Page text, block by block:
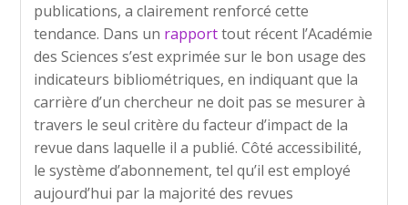
publications, a clairement renforcé cette
tendance. Dans un rapporttout récent l’Académie
des Sciences s’est exprimée sur le bon usage des
indicateurs bibliométriques, en indiquant que la
carrière d’un chercheur ne doit pas se mesurer à
travers le seul critère du facteur d’impact de la
revue dans laquelle il a publié. Côté accessibilité,
le système d’abonnement, tel qu’il est employé
aujourd’hui par la majorité des revues